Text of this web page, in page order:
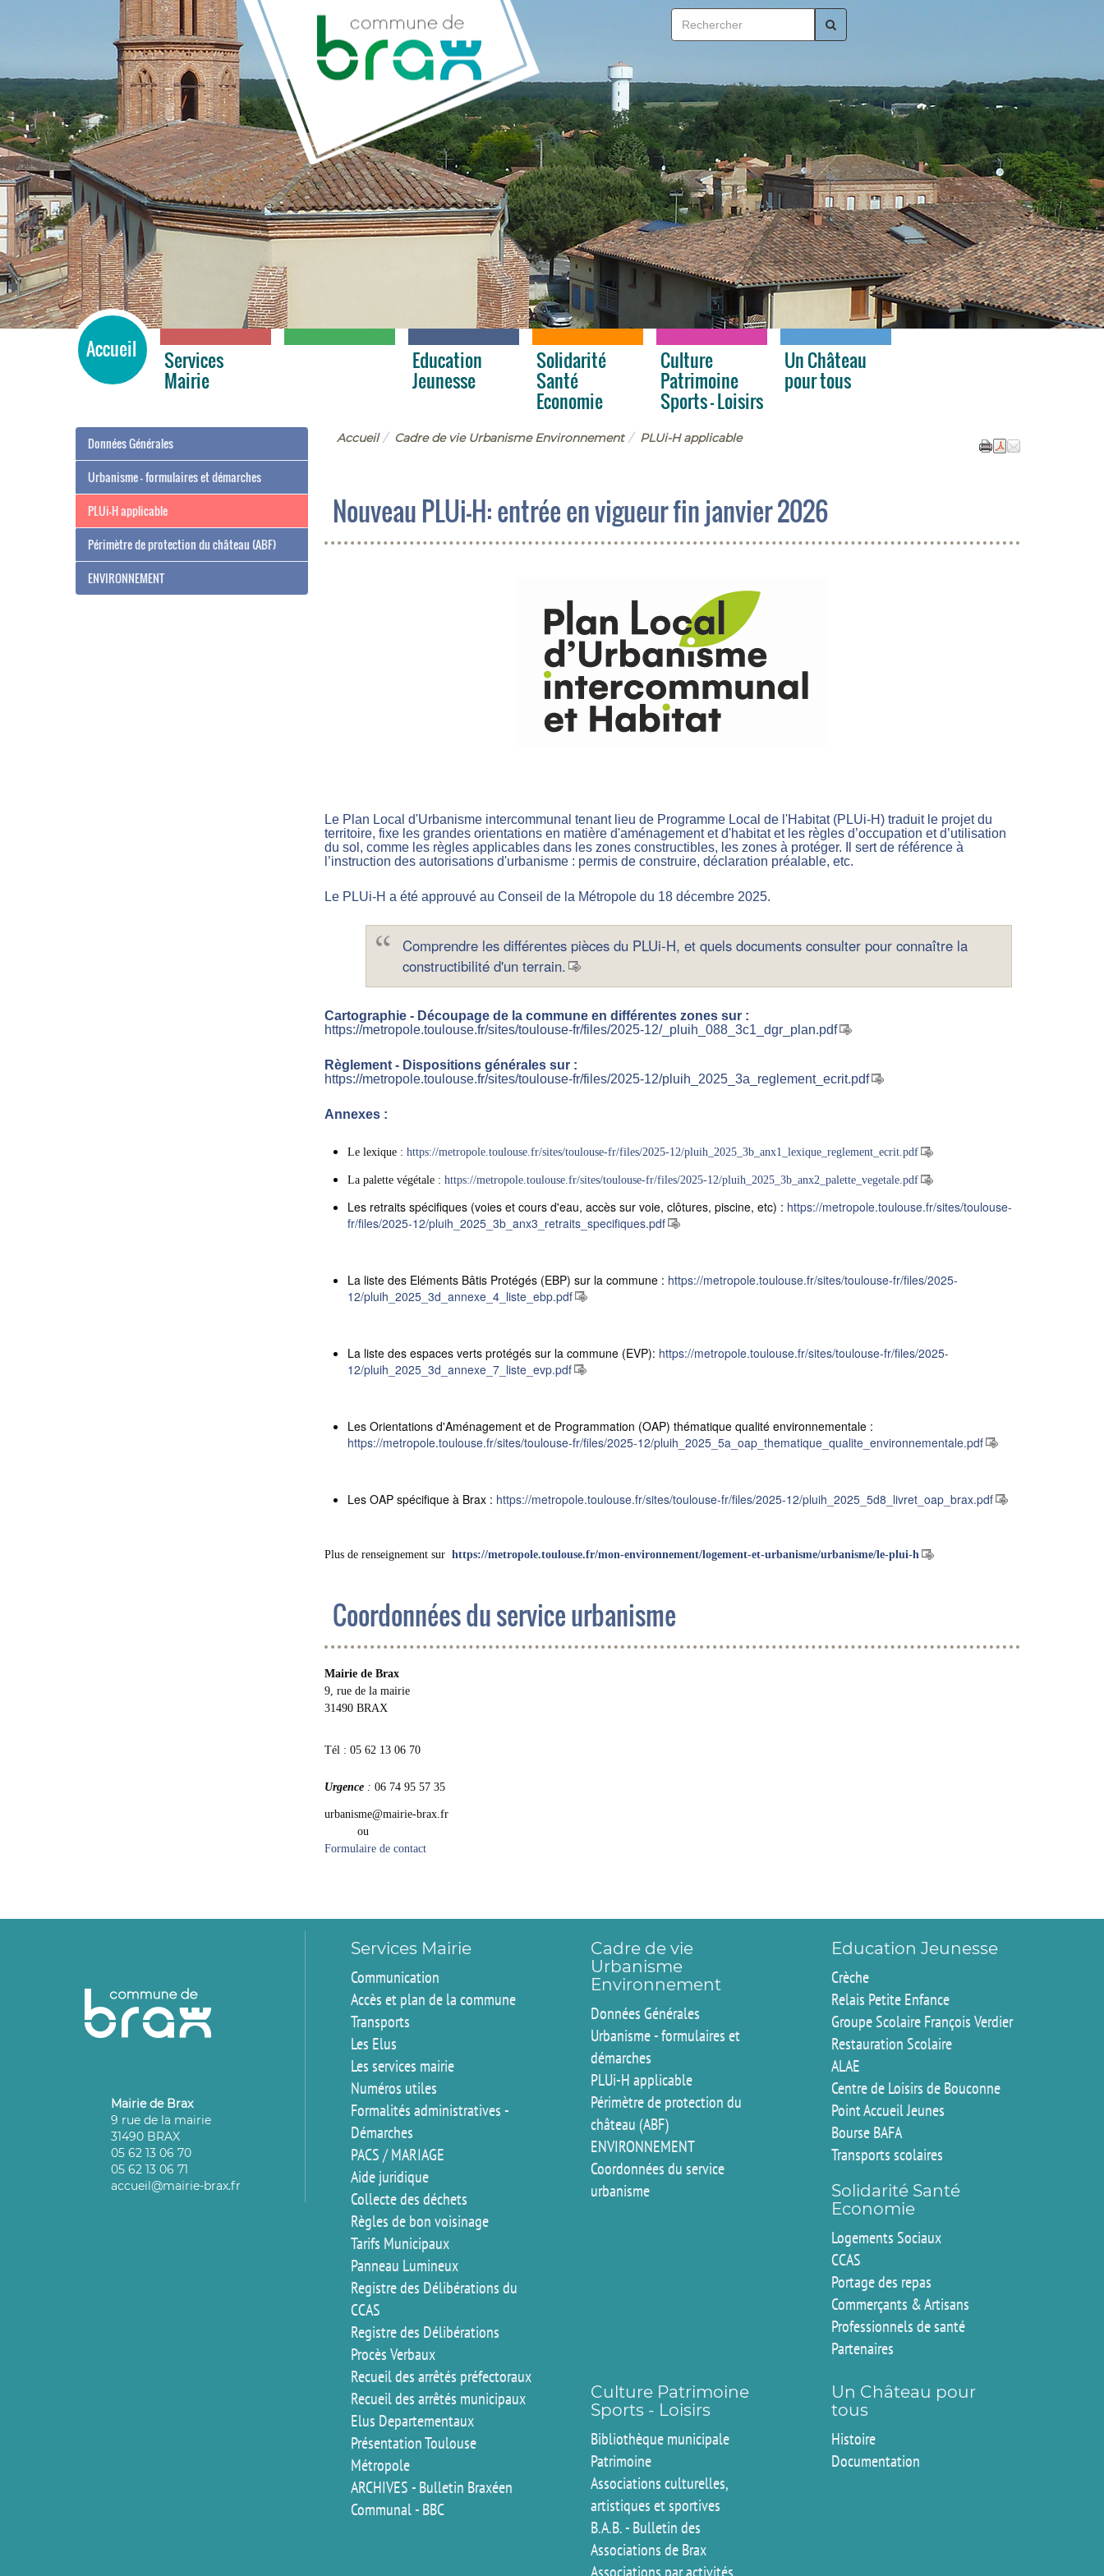
BRAX
Accueil Services
Mairie
Education
Jeunesse
Solidarité
Santé
Economie
Culture
Patrimoine
Sports - Loisirs
Un Château
pour tous
Accueil Cadre de vie Urbanisme Environnement PLUi-H applicable
Nouveau PLUi-H: entrée en vigueur fin janvier 2026
Le Plan Local d'Urbanisme intercommunal tenant lieu de Programme Local de l'Habitat (PLUi-H) traduit le projet du
territoire, fixe les grandes orientations en matière d'aménagement et d'habitat et les règles d’occupation et d’utilisation
du sol, comme les règles applicables dans les zones constructibles, les zones à protéger. Il sert de référence à
l’instruction des autorisations d'urbanisme : permis de construire, déclaration préalable, etc.
Le PLUi-H a été approuvé au Conseil de la Métropole du 18 décembre 2025.
Comprendre les différentes pièces du PLUi-H, et quels documents consulter pour connaître la
constructibilité d'un terrain.
Cartographie - Découpage de la commune en différentes zones sur :
https://metropole.toulouse.fr/sites/toulouse-fr/files/2025-12/_pluih_088_3c1_dgr_plan.pdf
Règlement - Dispositions générales sur :
https://metropole.toulouse.fr/sites/toulouse-fr/files/2025-12/pluih_2025_3a_reglement_ecrit.pdf
Annexes :
Le lexique : https://metropole.toulouse.fr/sites/toulouse-fr/files/2025-12/pluih_2025_3b_anx1_lexique_reglement_ecrit.pdf
La palette végétale : https://metropole.toulouse.fr/sites/toulouse-fr/files/2025-12/pluih_2025_3b_anx2_palette_vegetale.pdf
Les retraits spécifiques (voies et cours d'eau, accès sur voie, clôtures, piscine, etc) : https://metropole.toulouse.fr/sites/toulouse-
fr/files/2025-12/pluih_2025_3b_anx3_retraits_specifiques.pdf
La liste des Eléments Bâtis Protégés (EBP) sur la commune : https://metropole.toulouse.fr/sites/toulouse-fr/files/2025-
12/pluih_2025_3d_annexe_4_liste_ebp.pdf
La liste des espaces verts protégés sur la commune (EVP): https://metropole.toulouse.fr/sites/toulouse-fr/files/2025-
12/pluih_2025_3d_annexe_7_liste_evp.pdf
Les Orientations d'Aménagement et de Programmation (OAP) thématique qualité environnementale :
https://metropole.toulouse.fr/sites/toulouse-fr/files/2025-12/pluih_2025_5a_oap_thematique_qualite_environnementale.pdf
Les OAP spécifique à Brax : https://metropole.toulouse.fr/sites/toulouse-fr/files/2025-12/pluih_2025_5d8_livret_oap_brax.pdf
Plus de renseignement sur https://metropole.toulouse.fr/mon-environnement/logement-et-urbanisme/urbanisme/le-plui-h
Coordonnées du service urbanisme
Mairie de Brax
9, rue de la mairie
31490 BRAX
Tél : 05 62 13 06 70
Urgence: 06 74 95 57 35
urbanisme@mairie-brax.fr
ou
Formulaire de contact
Données Générales
Urbanisme - formulaires et démarches
PLUi-H applicable
Périmètre de protection du château (ABF)
ENVIRONNEMENT
Mairie de Brax
9 rue de la mairie
31490 BRAX
05 62 13 06 70
05 62 13 06 71
accueil@mairie-brax.fr
Services Mairie
Communication
Accès et plan de la commune
Transports
Les Elus
Les services mairie
Numéros utiles
Formalités administratives -
Démarches
PACS / MARIAGE
Aide juridique
Collecte des déchets
Règles de bon voisinage
Tarifs Municipaux
Panneau Lumineux
Registre des Délibérations du
CCAS
Registre des Délibérations
Procès Verbaux
Recueil des arrêtés préfectoraux
Recueil des arrêtés municipaux
Elus Departementaux
Présentation Toulouse
Métropole
ARCHIVES - Bulletin Braxéen
Communal - BBC
Cadre de vie
Urbanisme
Environnement
Données Générales
Urbanisme - formulaires et
démarches
PLUi-H applicable
Périmètre de protection du
château (ABF)
ENVIRONNEMENT
Coordonnées du service
urbanisme
Education Jeunesse
Crèche
Relais Petite Enfance
Groupe Scolaire François Verdier
Restauration Scolaire
ALAE
Centre de Loisirs de Bouconne
Point Accueil Jeunes
Bourse BAFA
Transports scolaires
Solidarité Santé
Economie
Logements Sociaux
CCAS
Portage des repas
Commerçants & Artisans
Professionnels de santé
Partenaires
Culture Patrimoine
Sports - Loisirs
Bibliothèque municipale
Patrimoine
Associations culturelles,
artistiques et sportives
B.A.B. - Bulletin des
Associations de Brax
Associations par activités
Un Château pour
tous
Histoire
Documentation